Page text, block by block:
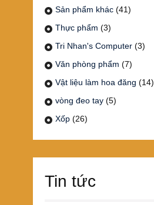
Sản phẩm khác (41)
Thực phẩm (3)
Tri Nhan's Computer (3)
Văn phòng phẩm (7)
Vật liệu làm hoa đăng (14)
vòng đeo tay (5)
Xốp (26)
Tin tức